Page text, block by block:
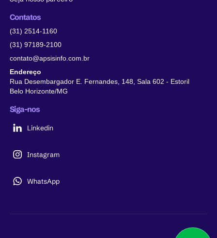
Contatos
(31) 2514-1160
(31) 97189-2100
contato@apsisinfo.com.br
Endereço
Rua Desembargador E. Fernandes, 148, Sala 602 - Estoril
Belo Horizonte/MG
Siga-nos
Linkedin
Instagram
WhatsApp